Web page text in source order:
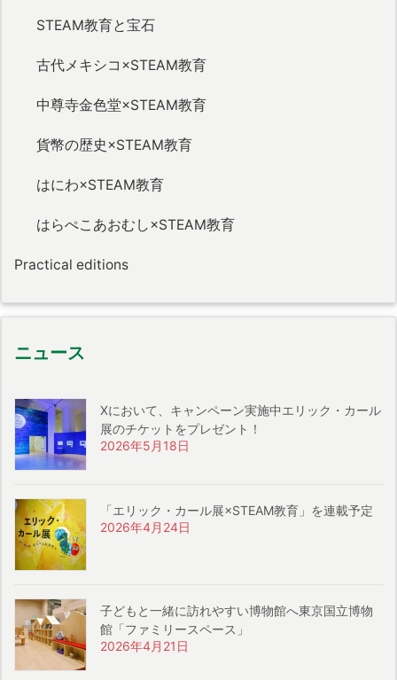
STEAM教育と宝石
古代メキシコ×STEAM教育
中尊寺金色堂×STEAM教育
貨幣の歴史×STEAM教育
はにわ×STEAM教育
はらぺこあおむし×STEAM教育
Practical editions
ニュース
Xにおいて、キャンペーン実施中エリック・カール
展のチケットをプレゼント！
2026年5月18日
「エリック・カール展×STEAM教育」を連載予定
2026年4月24日
子どもと一緒に訪れやすい博物館へ東京国立博物
館「ファミリースペース」
2026年4月21日